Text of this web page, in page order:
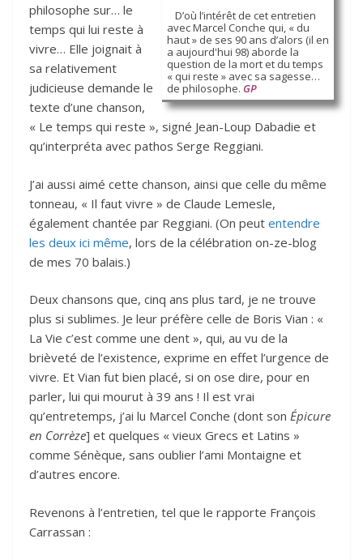
D’où l’intérêt de cet entretien
avec Marcel Conche qui, « du
haut » de ses 90 ans d’alors (il en
a aujourd'hui 98) aborde la
question de la mort et du temps
« qui reste » avec sa sagesse…
de philosophe. GP
philosophe sur… le
temps qui lui reste à
vivre… Elle joignait à
sa relativement
judicieuse demande le
texte d’une chanson,
« Le temps qui reste », signé Jean-Loup Dabadie et
qu’interpréta avec pathos Serge Reggiani.
J’ai aussi aimé cette chanson, ainsi que celle du même
tonneau, « Il faut vivre » de Claude Lemesle,
également chantée par Reggiani. (On peut entendre
les deux ici même, lors de la célébration on-ze-blog
de mes 70 balais.)
Deux chansons que, cinq ans plus tard, je ne trouve
plus si sublimes. Je leur préfère celle de Boris Vian : «
La Vie c’est comme une dent », qui, au vu de la
brièveté de l’existence, exprime en effet l’urgence de
vivre. Et Vian fut bien placé, si on ose dire, pour en
parler, lui qui mourut à 39 ans ! Il est vrai
qu’entretemps, j’ai lu Marcel Conche (dont son Épicure
en Corrèze] et quelques « vieux Grecs et Latins »
comme Sénèque, sans oublier l’ami Montaigne et
d’autres encore.
Revenons à l’entretien, tel que le rapporte François
Carrassan :